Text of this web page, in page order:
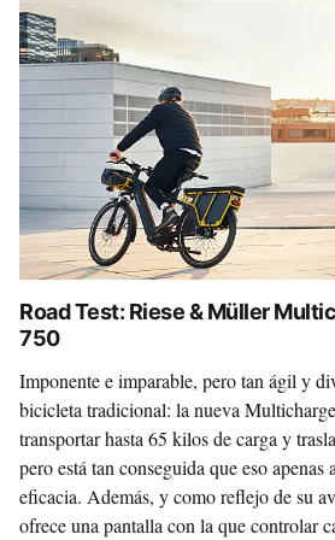
Road Test: Riese & Müller
750
Imponente e imparable, pero tan ágil y
bicicleta tradicional: la nueva
transportar hasta 65 kilos de carga y
pero está tan conseguida que eso apenas
eficacia. Además, y como reflejo de su
ofrece una pantalla con la que controlar